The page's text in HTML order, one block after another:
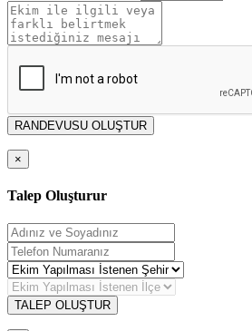
RANDEVUSU OLUŞTUR
×
Talep Oluşturur
TALEP OLUŞTUR